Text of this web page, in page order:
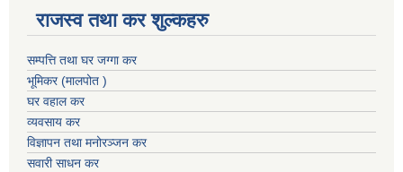
राजस्व तथा कर शुल्कहरु
सम्पत्ति तथा घर जग्गा कर
भूमिकर (मालपोत )
घर वहाल कर
व्यवसाय कर
विज्ञापन तथा मनोरञ्जन कर
सवारी साधन कर